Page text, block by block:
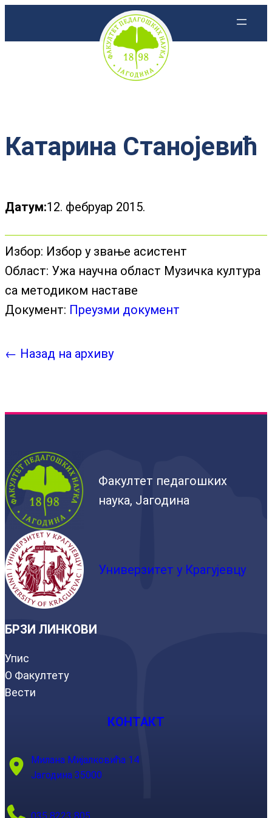
Катарина Станојевић
Датум:12. фебруар 2015.
Избор: Избор у звање асистент
Област: Ужа научна област Музичка култура
са методиком наставе
Документ: Преузми документ
← Назад на архиву
Факултет педагошких
наука, Јагодина
Универзитет у Крагујевцу
БРЗИ ЛИНКОВИ
Упис
О Факултету
Вести
КОНТАКТ
Милана Мијалковића 14
Јагодина 35000
035 8223 805